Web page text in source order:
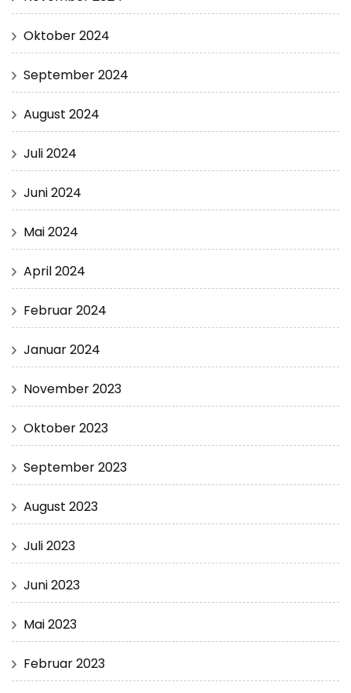
Oktober 2024
September 2024
August 2024
Juli 2024
Juni 2024
Mai 2024
April 2024
Februar 2024
Januar 2024
November 2023
Oktober 2023
September 2023
August 2023
Juli 2023
Juni 2023
Mai 2023
Februar 2023